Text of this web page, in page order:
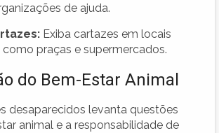
de ajuda.
Exiba cartazes em locais
praças e supermercados.
do Bem-Estar Animal
desaparecidos levanta questões
animal e a responsabilidade de